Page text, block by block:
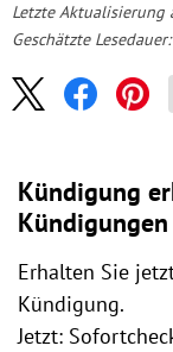
Letzte Aktualisierung
Geschätzte Lesedauer:
Kündigung
Erhalten Sie
Kündigung.
Jetzt: